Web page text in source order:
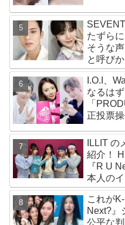
たずら
そうな
と呼び
のよう
I.O.I、
なるは
「
正投票
ILLIT
紹介！
『R U
本人の
ールズ
「
ト
これが
Next?』
公平な